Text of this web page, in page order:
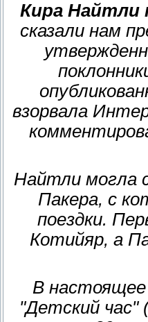
Кира Найтли
сказали нам
взорвала
Найтли могла
Пакера, с
поездки.
Котийяр, а
В
"Детский час"